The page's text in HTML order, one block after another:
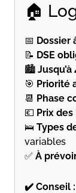
🏠
📅 Dossier
📝 DSE
🏙️
🎯 Priorité
📆 Phase
💶 Prix
🛌 Types
variables
✅ À
✔️ Conseil :